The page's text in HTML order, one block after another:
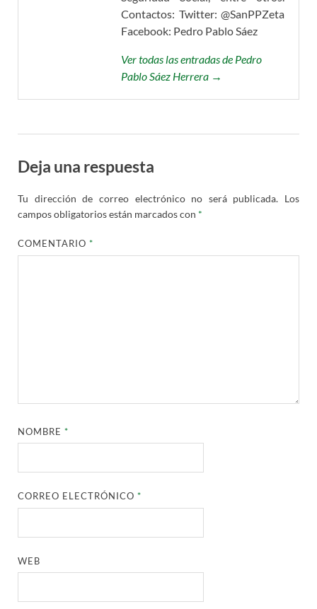
Contactos: Twitter: @SanPPZeta
Facebook: Pedro Pablo Sáez
Ver todas las entradas de Pedro
Pablo Sáez Herrera →
Deja una respuesta
Tu dirección de correo electrónico no será publicada. Los
campos obligatorios están marcados con *
COMENTARIO*
NOMBRE*
CORREO ELECTRÓNICO*
WEB